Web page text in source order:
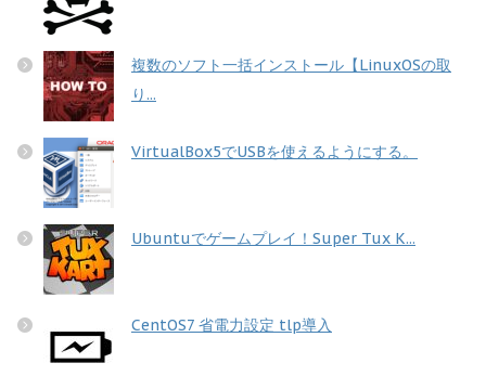
複数のソフト一括インストール【LinuxOSの取
り...
VirtualBox5でUSBを使えるようにする。
Ubuntuでゲームプレイ！Super Tux K...
CentOS7 省電力設定 tlp導入